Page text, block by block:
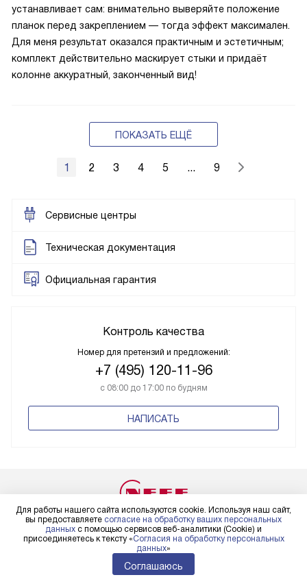
устанавливает сам: внимательно выверяйте положение
планок перед закреплением — тогда эффект максимален.
Для меня результат оказался практичным и эстетичным;
комплект действительно маскирует стыки и придаёт
колонне аккуратный, законченный вид!
ПОКАЗАТЬ ЕЩЁ
1 2 3 4 5 ... 9
Сервисные центры
Техническая документация
Официальная гарантия
Контроль качества
Номер для претензий и предложений:
+7 (495) 120-11-96
с 08:00 до 17:00 по будням
НАПИСАТЬ
+7 495 929-70-15
Пн-Пт:с 8:00 до 22:00
Сб-Вс:с 9:00 до 22:00
Для работы нашего сайта используются cookie. Используя наш сайт,
вы предоставляете согласие на обработку ваших персональных
данных с помощью сервисов веб-аналитики (Cookie) и
присоединяетесь к тексту «Согласия на обработку персональных
данных»
Соглашаюсь